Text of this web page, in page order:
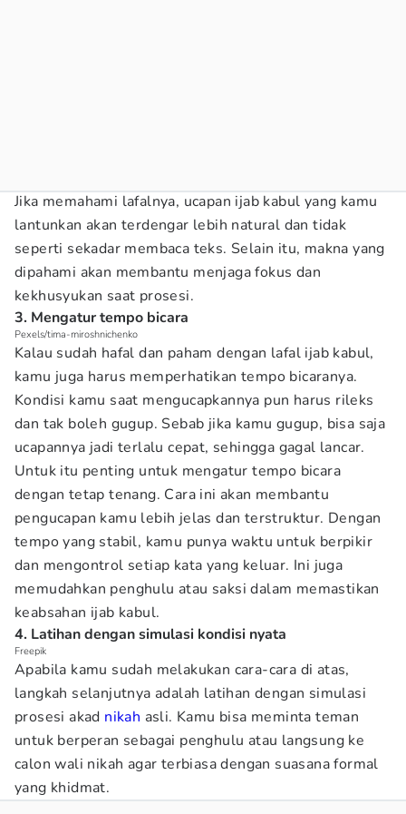
Jika memahami lafalnya, ucapan ijab kabul yang kamu
lantunkan akan terdengar lebih natural dan tidak
seperti sekadar membaca teks. Selain itu, makna yang
dipahami akan membantu menjaga fokus dan
kekhusyukan saat prosesi.
3. Mengatur tempo bicara
Pexels/tima-miroshnichenko
Kalau sudah hafal dan paham dengan lafal ijab kabul,
kamu juga harus memperhatikan tempo bicaranya.
Kondisi kamu saat mengucapkannya pun harus rileks
dan tak boleh gugup. Sebab jika kamu gugup, bisa saja
ucapannya jadi terlalu cepat, sehingga gagal lancar.
Untuk itu penting untuk mengatur tempo bicara
dengan tetap tenang. Cara ini akan membantu
pengucapan kamu lebih jelas dan terstruktur. Dengan
tempo yang stabil, kamu punya waktu untuk berpikir
dan mengontrol setiap kata yang keluar. Ini juga
memudahkan penghulu atau saksi dalam memastikan
keabsahan ijab kabul.
4. Latihan dengan simulasi kondisi nyata
Freepik
Apabila kamu sudah melakukan cara-cara di atas,
langkah selanjutnya adalah latihan dengan simulasi
prosesi akad nikah asli. Kamu bisa meminta teman
untuk berperan sebagai penghulu atau langsung ke
calon wali nikah agar terbiasa dengan suasana formal
yang khidmat.